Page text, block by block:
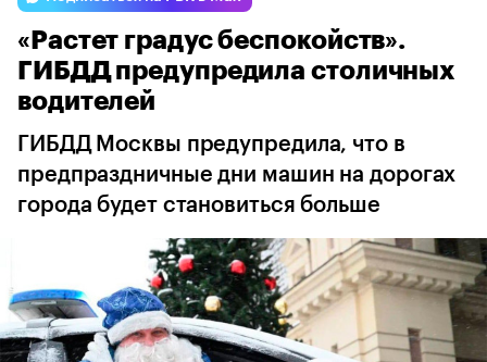
Volga Omoda Jaecoo
«Растет градус беспокойств».
ГИБДД предупредила столичных
водителей
ГИБДД Москвы предупредила, что в
предпраздничные дни машин на дорогах
города будет становиться больше